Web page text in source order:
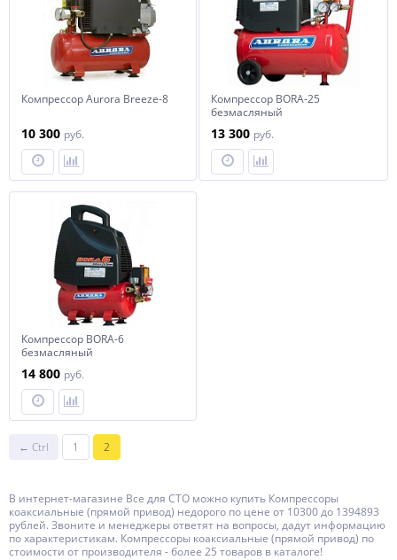
Компрессор Aurora Breeze-8
10 300 руб.
Компрессор BORA-25
безмасляный
13 300 руб.
Компрессор BORA-6
безмасляный
14 800 руб.
← Ctrl 1 2
В интернет-магазине Все для СТО можно купить Компрессоры
коаксиальные (прямой привод) недорого по цене от 10300 до 1394893
рублей. Звоните и менеджеры ответят на вопросы, дадут информацию
по характеристикам. Компрессоры коаксиальные (прямой привод) по
стоимости от производителя - более 25 товаров в каталоге!